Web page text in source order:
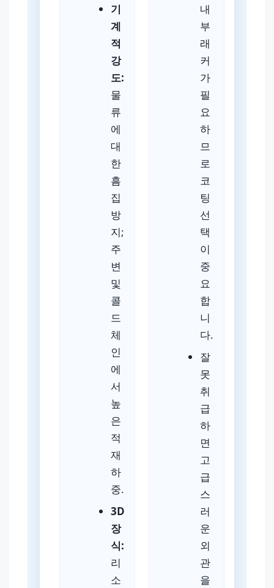
기
계
적
강
도:
물
류
에
대
한
흠
집
방
지;
주
변
및
콜
드
체
인
에
서
높
은
적
재
하
중.
3D
장
식:
리
소
내
부
래
커
가
필
요
하
므
로
코
팅
선
택
이
중
요
합
니
다.
잘
못
취
급
하
면
고
급
스
러
운
외
관
을